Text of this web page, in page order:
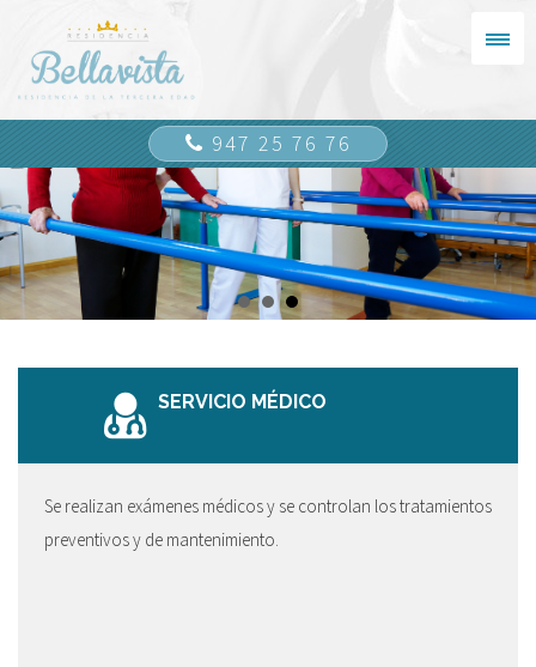
947 25 76 76
SERVICIO MÉDICO
Se realizan exámenes médicos y se controlan los tratamientos
preventivos y de mantenimiento.